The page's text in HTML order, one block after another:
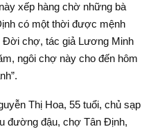
xếp hàng chờ những bà
có một thời được mệnh
Đời chợ, tác giả Lương Minh
ngôi chợ này cho đến hôm
Thị Hoa, 55 tuổi, chủ sạp
đường đậu, chợ Tân Định,